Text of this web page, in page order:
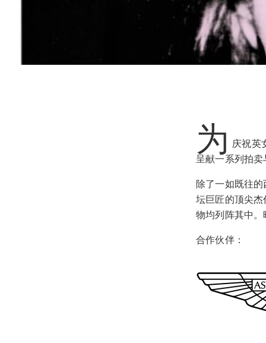
为 庆祝英
呈献一系列拍
除了一如既往
坛巨匠的顶尖
物均列阵其中
合作伙伴：